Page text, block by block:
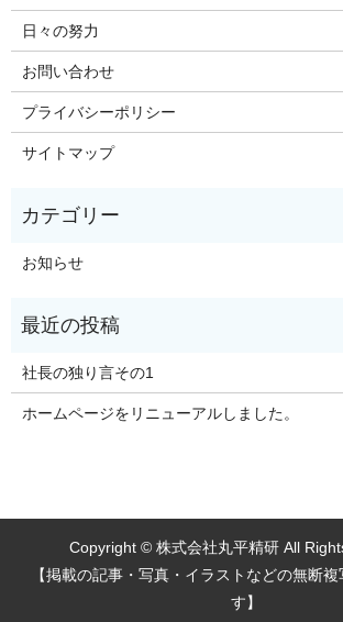
日々の努力
お問い合わせ
プライバシーポリシー
サイトマップ
お知らせ
社長の独り言その1
ホームページをリニューアルしました。
Copyright © 株式会社丸平精研 All
【掲載の記事・写真・イラストなどの無断
す】